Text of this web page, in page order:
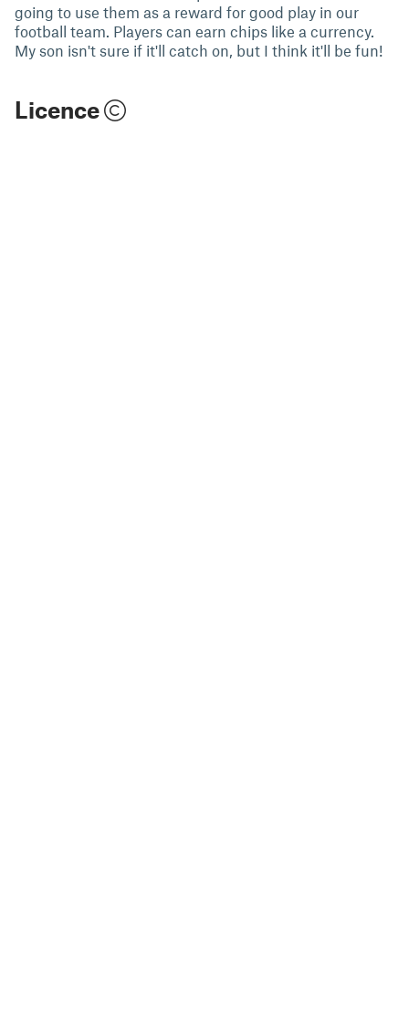
going to use them as a reward for good play in our
football team. Players can earn chips like a currency.
My son isn't sure if it'll catch on, but I think it'll be fun!
Licence